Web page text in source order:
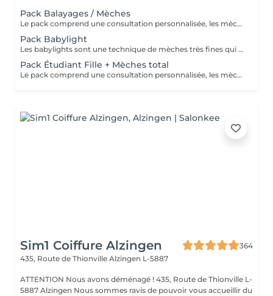
Pack Balayages / Mèches
Le pack comprend une consultation personnalisée, les mèches avec les produits LOREAL PROFESSIONNEL, shampooing et conditionneur spécifiques REDKEN, le séchage et les produits de styling REDKEN Option Coupe : la coupe IGORANCE, ( finition sur cheveux sec), le séchage et les produits de styling REDKEN. * Tarifs à titre indicatifs à confirmer après la consultation personnalisée établit auprès de votre coiffeur/stylist/spécialiste * La direction se réserve le droit d’apporter des modifications pour le bon fonctionnement du salon
Pack Babylight
Les babylights sont une technique de mèches très fines qui donne un résultat lumineux. Le pack comprend une consultation personnalisée, des babylights avec les produits LOREAL PROFESSIONNEL, shampooing et conditionneur spécifiques REDKEN, le séchage et les produits de styling REDKEN Option Coupe : la coupe IGORANCE, ( finition sur cheveux sec), le séchage et les produits de styling REDKEN. * Tarifs à titre indicatifs à confirmer après la consultation personnalisée établit auprès de votre coiffeur/stylist/spécialiste * La direction se réserve le droit d’apporter des modifications pour le bon fonctionnement du salon
Pack Étudiant Fille + Mèches total
Le pack comprend une consultation personnalisée, les mèches avec les produits LOREAL PROFESSIONNEL, shampooing et conditionneur spécifiques REDKEN, la coupe IGORANCE, ( finition sur cheveux sec), le séchage et les produits de styling REDKEN. * Tarifs à titre indicatifs à confirmer après la consultation personnalisée établit auprès de votre coiffeur/stylist/spécialiste * La direction se réserve le droit d’apporter des modifications pour le bon fonctionnement du salon
Sim1 Coiffure Alzingen
364
435, Route de Thionville Alzingen L-5887
ATTENTION Nous avons déménagé ! 435, Route de Thionville L-
5887 Alzingen Nous sommes ravis de pouvoir vous accueillir du